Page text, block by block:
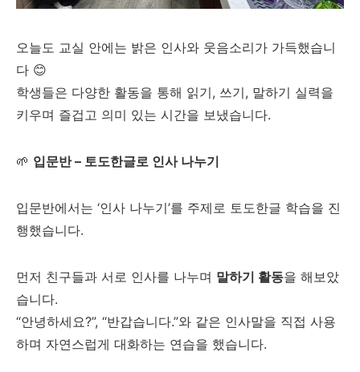
오늘도 교실 안에는 밝은 인사와 웃음소리가 가득했습니
다 😊
학생들은 다양한 활동을 통해 읽기, 쓰기, 말하기 실력을
키우며 즐겁고 의미 있는 시간을 보냈습니다.
🌱 입문반 – 토도한글로 인사 나누기
입문반에서는 ‘인사 나누기’를 주제로 토도한글 학습을 진
행했습니다.
먼저 친구들과 서로 인사를 나누며 말하기 활동을 해보았
습니다.
“안녕하세요?”, “반갑습니다.”와 같은 인사말을 직접 사용
하며 자연스럽게 대화하는 연습을 했습니다.